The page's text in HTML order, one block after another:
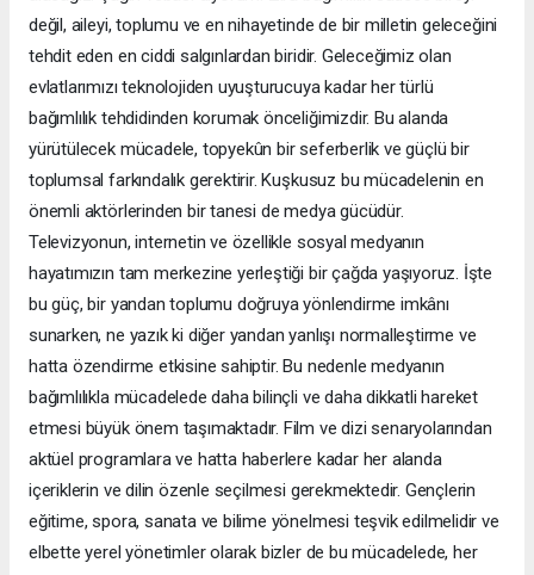
değil, aileyi, toplumu ve en nihayetinde de bir milletin geleceğini
tehdit eden en ciddi salgınlardan biridir. Geleceğimiz olan
evlatlarımızı teknolojiden uyuşturucuya kadar her türlü
bağımlılık tehdidinden korumak önceliğimizdir. Bu alanda
yürütülecek mücadele, topyekûn bir seferberlik ve güçlü bir
toplumsal farkındalık gerektirir. Kuşkusuz bu mücadelenin en
önemli aktörlerinden bir tanesi de medya gücüdür.
Televizyonun, internetin ve özellikle sosyal medyanın
hayatımızın tam merkezine yerleştiği bir çağda yaşıyoruz. İşte
bu güç, bir yandan toplumu doğruya yönlendirme imkânı
sunarken, ne yazık ki diğer yandan yanlışı normalleştirme ve
hatta özendirme etkisine sahiptir. Bu nedenle medyanın
bağımlılıkla mücadelede daha bilinçli ve daha dikkatli hareket
etmesi büyük önem taşımaktadır. Film ve dizi senaryolarından
aktüel programlara ve hatta haberlere kadar her alanda
içeriklerin ve dilin özenle seçilmesi gerekmektedir. Gençlerin
eğitime, spora, sanata ve bilime yönelmesi teşvik edilmelidir ve
elbette yerel yönetimler olarak bizler de bu mücadelede, her